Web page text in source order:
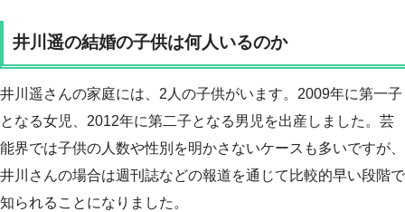
井川遥の結婚の子供は何人いるのか
井川遥さんの家庭には、2人の子供がいます。2009年に第一子
となる女児、2012年に第二子となる男児を出産しました。芸
能界では子供の人数や性別を明かさないケースも多いですが、
井川さんの場合は週刊誌などの報道を通じて比較的早い段階で
知られることになりました。